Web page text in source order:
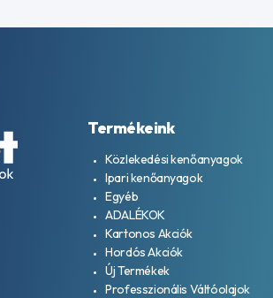
Termékeink
Közlekedési kenőanyagok
Ipari kenőanyagok
Egyéb
ADALÉKOK
Kartonos Akciók
Hordós Akciók
Új Termékek
Professzionális Váltóolajok